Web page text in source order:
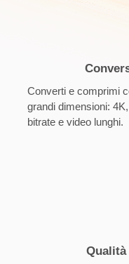
Converti e comprimi
grandi dimensioni:
bitrate e video lunghi.